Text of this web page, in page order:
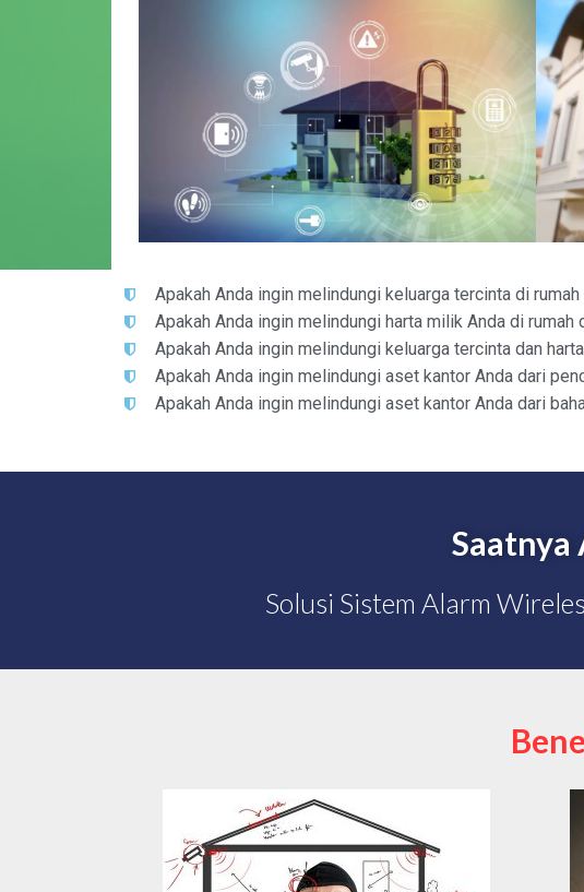
Apakah Anda ingin melindungi keluarga tercinta di
Apakah Anda ingin melindungi harta milik Anda di rumah
Apakah Anda ingin melindungi keluarga tercinta dan
Apakah Anda ingin melindungi aset kantor Anda dari
Apakah Anda ingin melindungi aset kantor Anda dari
Saatnya
Solusi Sistem Alarm